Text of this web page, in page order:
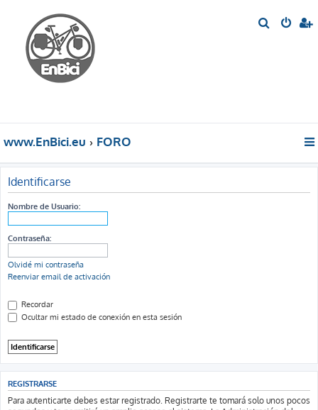
www.EnBici.eu FORO
Identificarse
Nombre de Usuario:
Contraseña:
Olvidé mi contraseña
Reenviar email de activación
Recordar
Ocultar mi estado de conexión en esta sesión
REGISTRARSE
Para autenticarte debes estar registrado. Registrarte te tomará solo unos pocos